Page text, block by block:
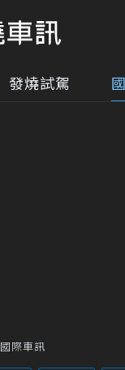
發燒試駕
國際車訊